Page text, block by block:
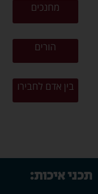
מחנכים
הורים
בין אדם לחבירו
תכני איכות: